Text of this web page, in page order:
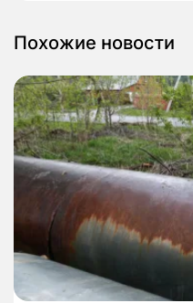
Похожие новости